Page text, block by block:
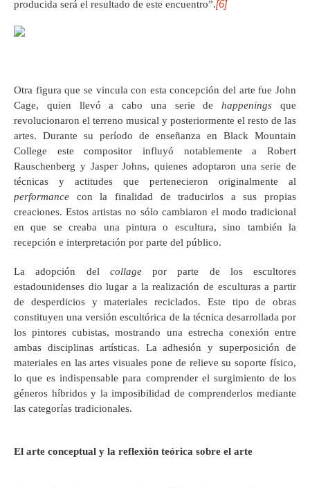
producida será el resultado de este encuentro”.[6]
Otra figura que se vincula con esta concepción del arte fue John
Cage, quien llevó a cabo una serie dehappenings que
revolucionaron el terreno musical y posteriormente el resto de las
artes. Durante su período de enseñanza en Black Mountain
College este compositor influyó notablemente a Robert
Rauschenberg y Jasper Johns, quienes adoptaron una serie de
técnicas y actitudes que pertenecieron originalmente al
performance con la finalidad de traducirlos a sus propias
creaciones. Estos artistas no sólo cambiaron el modo tradicional
en que se creaba una pintura o escultura, sino también la
recepción e interpretación por parte del público.
La adopción del collagepor parte de los escultores
estadounidenses dio lugar a la realización de esculturas a partir
de desperdicios y materiales reciclados. Este tipo de obras
constituyen una versión escultórica de la técnica desarrollada por
los pintores cubistas, mostrando una estrecha conexión entre
ambas disciplinas artísticas. La adhesión y superposición de
materiales en las artes visuales pone de relieve su soporte físico,
lo que es indispensable para comprender el surgimiento de los
géneros híbridos y la imposibilidad de comprenderlos mediante
las categorías tradicionales.
El arte conceptual y la reflexión teórica sobre el arte